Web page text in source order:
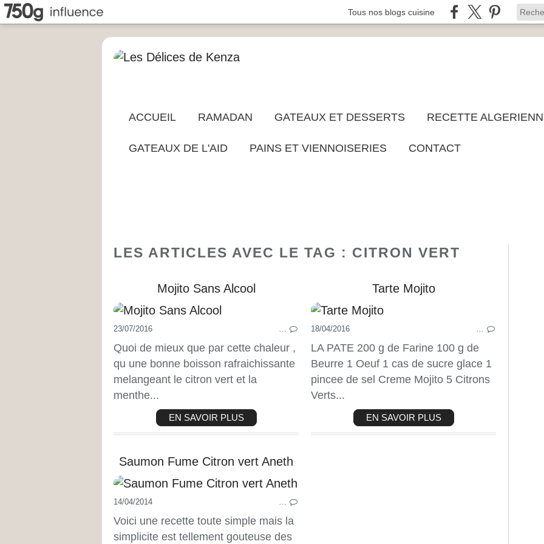
Tous nos blogs cuisine
ACCUEIL RAMADAN GATEAUX ET DESSERTS RECETTE
GATEAUX DE L'AID PAINS ET VIENNOISERIES CONTACT
LES ARTICLES AVEC LE TAG : CITRON VERT
Mojito Sans Alcool
MOJITO
CITRON VERT
MENTHE
23/07/2016 …
Quoi de mieux que par cette chaleur ,
qu une bonne boisson rafraichissante
melangeant le citron vert et la
menthe...
EN SAVOIR PLUS
Tarte Mojito
18/04/2016 …
LA PATE 200 g de Farine 100 g de
Beurre 1 Oeuf 1 cas de sucre glace 1
pincee de sel Creme Mojito 5 Citrons
Verts...
EN SAVOIR PLUS
Saumon Fume Citron vert Aneth
14/04/2014 …
Voici une recette toute simple mais la
simplicite est tellement gouteuse des